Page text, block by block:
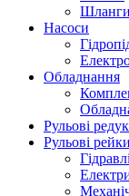
Шланги
Насоси
Обладнання
Рульові
Рульові рейки